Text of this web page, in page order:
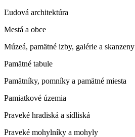
Ľudová architektúra
Mestá a obce
Múzeá, pamätné izby, galérie a skanzeny
Pamätné tabule
Pamätníky, pomníky a pamätné miesta
Pamiatkové územia
Praveké hradiská a sídliská
Praveké mohylníky a mohyly